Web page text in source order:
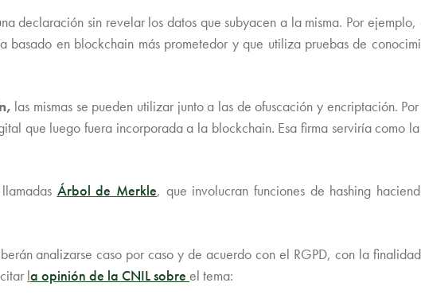
declaración sin revelar los datos que subyacen a la misma. Por
basado en blockchain más prometedor y que utiliza pruebas de
las mismas se pueden utilizar junto a las de ofuscación y encriptación.
que luego fuera incorporada a la blockchain. Esa firma serviría como
Árbol de Merkle, que involucran funciones de hashing
analizarse caso por caso y de acuerdo con el RGPD, con la
la opinión de la CNILsobre el tema: